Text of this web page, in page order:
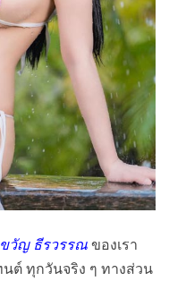
ขวัญ ธีรวรรณ ของเรา
ต์ ทุกวันจริง ๆ ทางส่วน